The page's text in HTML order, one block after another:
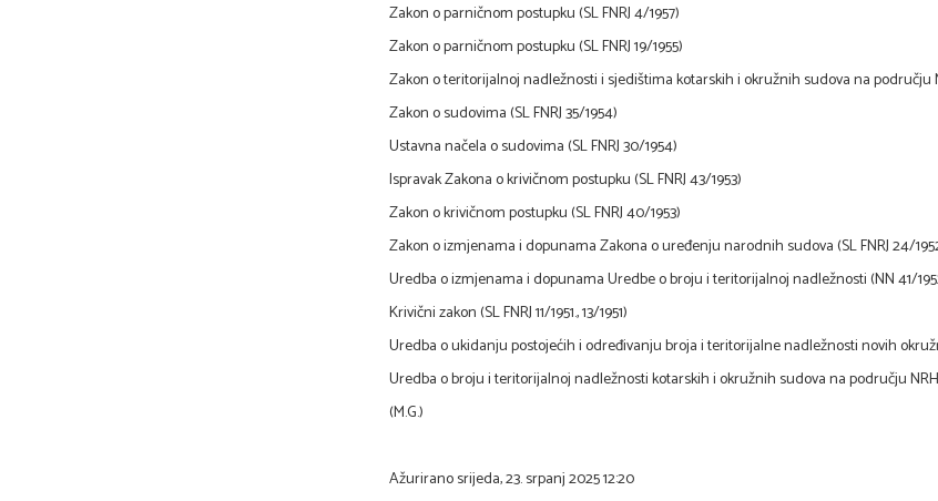
Zakon o parničnom postupku (SL FNRJ 4/1957)
Zakon o parničnom postupku (SL FNRJ 19/1955)
Zakon o teritorijalnoj nadležnosti i sjedištima kotarskih i okružnih sudova na području
Zakon o sudovima (SL FNRJ 35/1954)
Ustavna načela o sudovima (SL FNRJ 30/1954)
Ispravak Zakona o krivičnom postupku (SL FNRJ 43/1953)
Zakon o krivičnom postupku (SL FNRJ 40/1953)
Zakon o izmjenama i dopunama Zakona o uređenju narodnih sudova (SL FNRJ 24/
Uredba o izmjenama i dopunama Uredbe o broju i teritorijalnoj nadležnosti (NN 41/
Krivični zakon (SL FNRJ 11/1951., 13/1951)
Uredba o ukidanju postojećih i određivanju broja i teritorijalne nadležnosti novih
Uredba o broju i teritorijalnoj nadležnosti kotarskih i okružnih sudova na području
(M.G.)
Ažurirano srijeda, 23. srpanj 2025 12:20